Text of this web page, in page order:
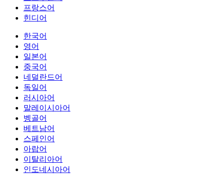
프랑스어
힌디어
한국어
영어
일본어
중국어
네덜란드어
독일어
러시아어
말레이시아어
벵골어
베트남어
스페인어
아랍어
이탈리아어
인도네시아어